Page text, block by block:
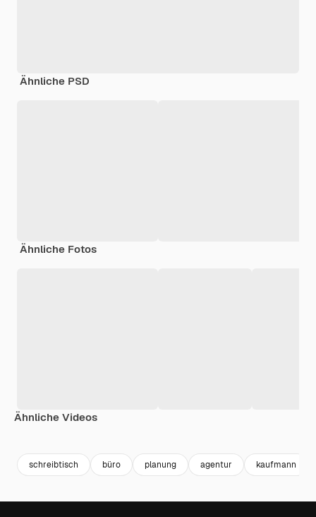
Ähnliche PSD
Ähnliche Fotos
Ähnliche Videos
schreibtisch büro planung agentur kaufmann